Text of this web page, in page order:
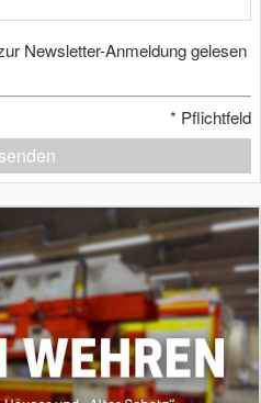
Newsletter-Anmeldung gelesen
* Pflichtfeld